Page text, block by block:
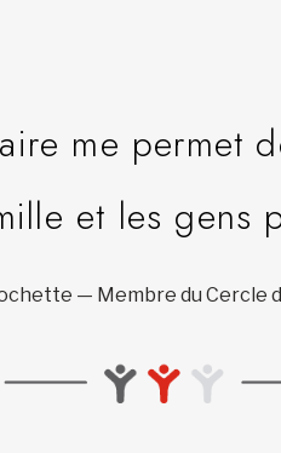
me permet
et les gens
— Membre du Cercle